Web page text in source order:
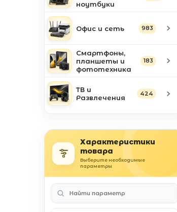
ноутбуки
Офис и сеть 983
Смартфоны,
планшеты и
фототехника
183
ТВ и
Развлечения
424
Характеристики
товара
Выберите необходимые
параметры